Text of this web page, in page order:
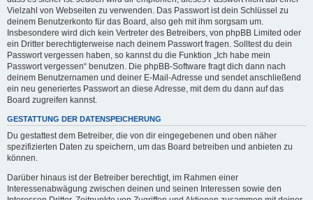
Vielzahl von Webseiten zu verwenden. Das Passwort ist dein Schlüssel zu
deinem Benutzerkonto für das Board, also geh mit ihm sorgsam um.
Insbesondere wird dich kein Vertreter des Betreibers, von phpBB Limited oder
ein Dritter berechtigterweise nach deinem Passwort fragen. Solltest du dein
Passwort vergessen haben, so kannst du die Funktion „Ich habe mein
Passwort vergessen“ benutzen. Die phpBB-Software fragt dich dann nach
deinem Benutzernamen und deiner E-Mail-Adresse und sendet anschließend
ein neu generiertes Passwort an diese Adresse, mit dem du dann auf das
Board zugreifen kannst.
GESTATTUNG DER DATENSPEICHERUNG
Du gestattest dem Betreiber, die von dir eingegebenen und oben näher
spezifizierten Daten zu speichern, um das Board betreiben und anbieten zu
können.
Darüber hinaus ist der Betreiber berechtigt, im Rahmen einer
Interessenabwägung zwischen deinen und seinen Interessen sowie den